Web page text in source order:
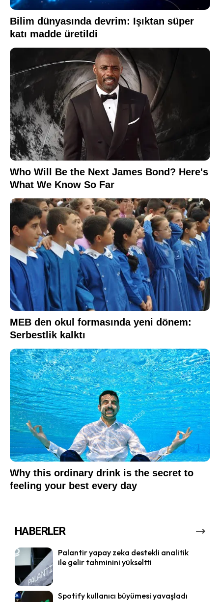
HABERLER
Palantir yapay zeka destekli analitik
ile gelir tahminini yükseltti
Spotify kullanıcı büyümesi yavaşladı